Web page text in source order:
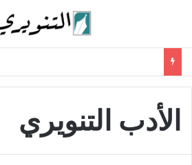
الأدب التنويري